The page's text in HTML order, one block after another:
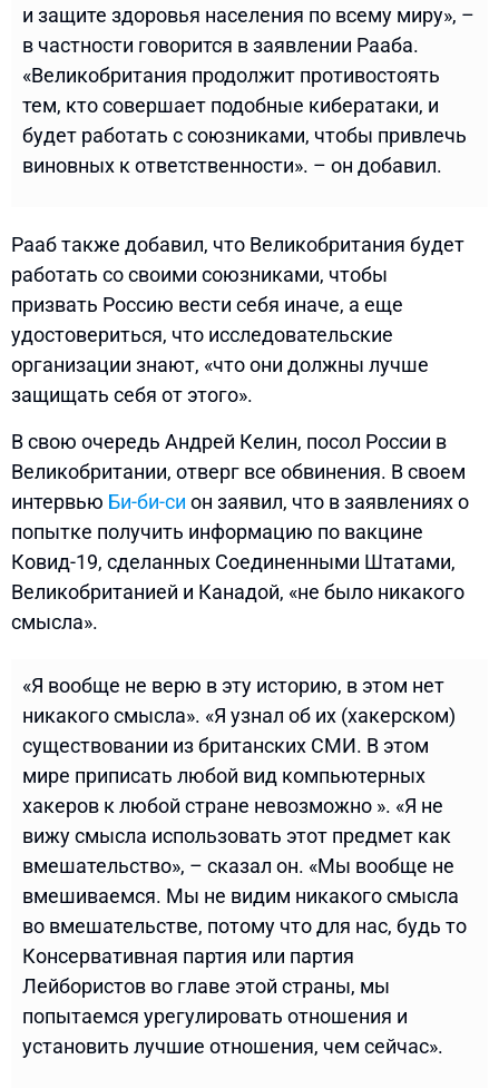
и защите здоровья населения по всему миру», –
в частности говорится в заявлении Рааба.
«Великобритания продолжит противостоять
тем, кто совершает подобные кибератаки, и
будет работать с союзниками, чтобы привлечь
виновных к ответственности». – он добавил.
Рааб также добавил, что Великобритания будет
работать со своими союзниками, чтобы
призвать Россию вести себя иначе, а еще
удостовериться, что исследовательские
организации знают, «что они должны лучше
защищать себя от этого».
В свою очередь Андрей Келин, посол России в
Великобритании, отверг все обвинения. В своем
интервью Би-би-си он заявил, что в заявлениях о
попытке получить информацию по вакцине
Ковид-19, сделанных Соединенными Штатами,
Великобританией и Канадой, «не было никакого
смысла».
«Я вообще не верю в эту историю, в этом нет
никакого смысла». «Я узнал об их (хакерском)
существовании из британских СМИ. В этом
мире приписать любой вид компьютерных
хакеров к любой стране невозможно ». «Я не
вижу смысла использовать этот предмет как
вмешательство», – сказал он. «Мы вообще не
вмешиваемся. Мы не видим никакого смысла
во вмешательстве, потому что для нас, будь то
Консервативная партия или партия
Лейбористов во главе этой страны, мы
попытаемся урегулировать отношения и
установить лучшие отношения, чем сейчас».